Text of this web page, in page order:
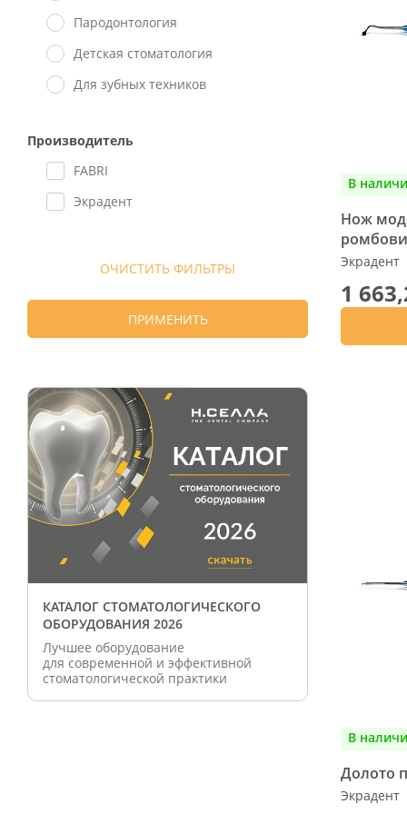
Пародонтология
Детская стоматология
Для зубных техников
Производитель
FABRI
Экрадент
ОЧИСТИТЬ ФИЛЬТРЫ
ПРИМЕНИТЬ
КАТАЛОГ СТОМАТОЛОГИЧЕСКОГО
ОБОРУДОВАНИЯ 2026
Лучшее оборудование
для современной и эффективной
стоматологической практики
В
Нож
Экрадент
1
В
Долото
Экрадент